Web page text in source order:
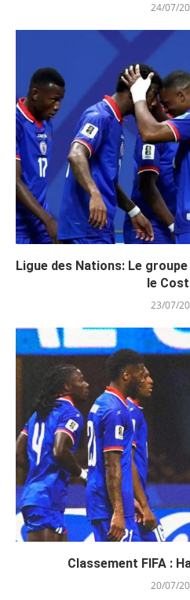
24/07/
Ligue des Nations: Le
le
23/07/
Classement FIFA :
20/07/